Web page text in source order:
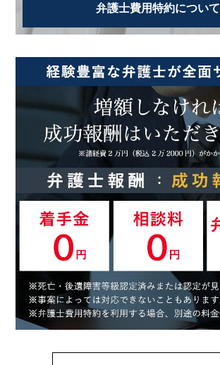
弁護士費用特約について